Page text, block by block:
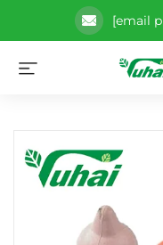
[email